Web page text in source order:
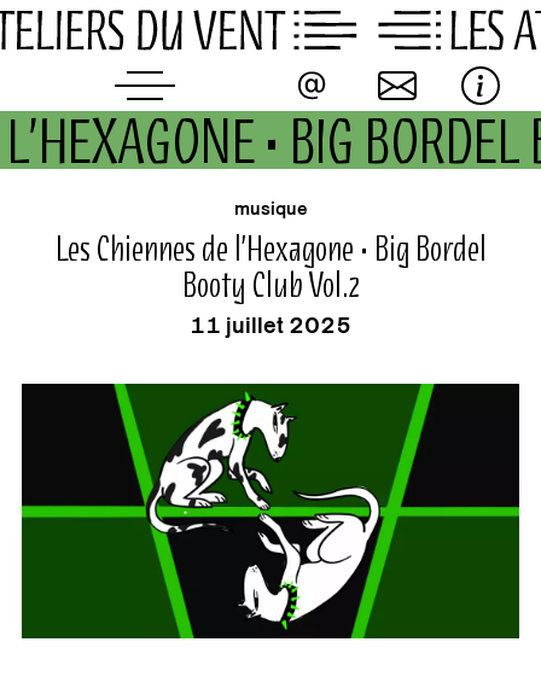
Skip
to
• BIG
buvette
événement
musique
Les Chiennes de l’Hexagone • Big Bordel
Booty Club Vol.2
11 juillet 2025